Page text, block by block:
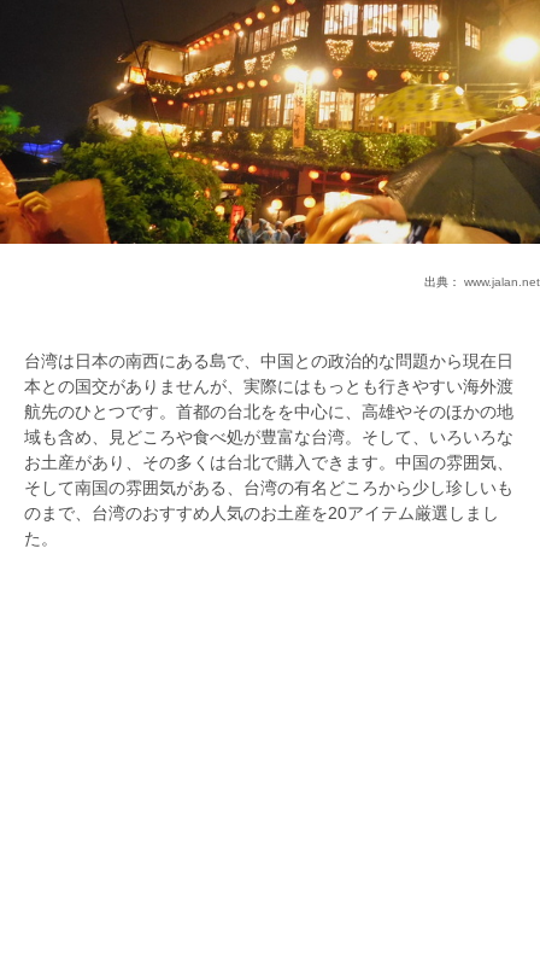
出典： www.jalan.net
台湾は日本の南西にある島で、中国との政治的な問題から現在日
本との国交がありませんが、実際にはもっとも行きやすい海外渡
航先のひとつです。首都の台北をを中心に、高雄やそのほかの地
域も含め、見どころや食べ処が豊富な台湾。そして、いろいろな
お土産があり、その多くは台北で購入できます。中国の雰囲気、
そして南国の雰囲気がある、台湾の有名どころから少し珍しいも
のまで、台湾のおすすめ人気のお土産を20アイテム厳選しまし
た。